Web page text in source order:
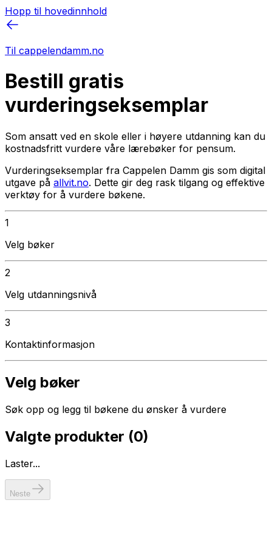
Hopp til hovedinnhold
Til cappelendamm.no
Bestill gratis
vurderingseksemplar
Som ansatt ved en skole eller i høyere utdanning kan du
kostnadsfritt vurdere våre lærebøker for pensum.
Vurderingseksemplar fra Cappelen Damm gis som digital
utgave på allvit.no. Dette gir deg rask tilgang og effektive
verktøy for å vurdere bøkene.
1
Velg bøker
2
Velg utdanningsnivå
3
Kontaktinformasjon
Velg bøker
Søk opp og legg til bøkene du ønsker å vurdere
Valgte produkter (0)
Laster...
Neste